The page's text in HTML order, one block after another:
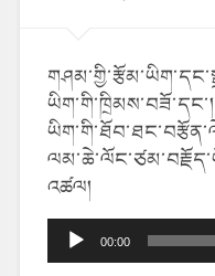
འཚལ།
Audio
Player
00:00